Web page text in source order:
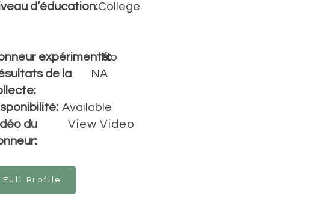
d’éducation:College
expérimenté:
No
de la
NA
Available
du
View Video
Full Profile